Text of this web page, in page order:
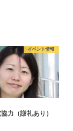
イベント情報
力（謝礼あり）